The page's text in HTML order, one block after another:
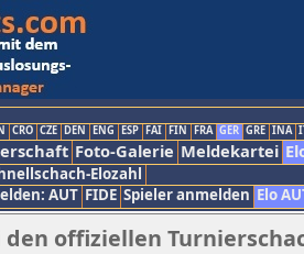
CRO CZE DEN ENG ESP FAI FIN FRA GER GRE INA
Foto-Galerie Meldekartei
Elozahl
AUT FIDE Spieler anmelden Elo
offiziellen